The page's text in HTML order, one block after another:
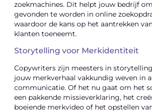
zoekmachines. Dit helpt jouw bedrijf
gevonden te worden in online
waardoor de kans op het aantrekken
klanten toeneemt.
Storytelling voor Merkidentiteit
Copywriters zijn meesters in
jouw merkverhaal vakkundig weven in
communicatie. Of het nu gaat om het
een pakkende missieverklaring, het
boeiende merkvideo of het opstellen